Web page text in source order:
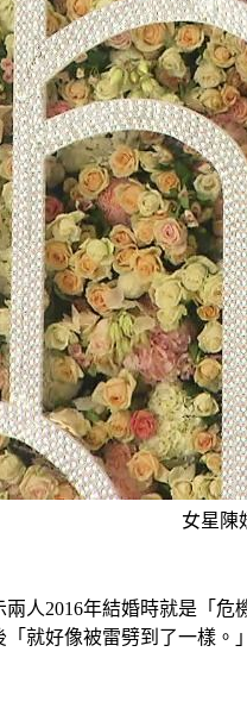
女星陳
人2016年結婚時就是「
就好像被雷劈到了一樣。